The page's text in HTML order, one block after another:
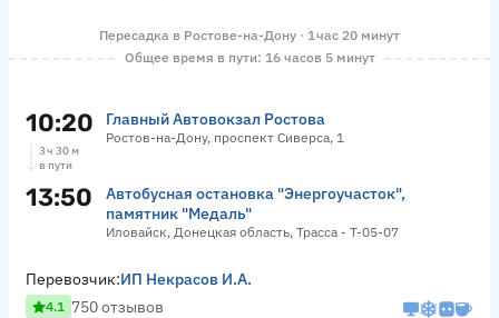
Пересадка в Ростове-на-Дону · 1 час 20 минут
Общее время в пути: 16 часов 5 минут
10:20 Главный Автовокзал Ростова
Ростов-на-Дону, проспект Сиверса, 1
3 ч 30 м
в пути
13:50
Автобусная остановка "Энергоучасток",
памятник "Медаль"
Иловайск, Донецкая область, Трасса - Т-05-07
Перевозчик:ИП Некрасов И.А.
4.1 750 отзывов